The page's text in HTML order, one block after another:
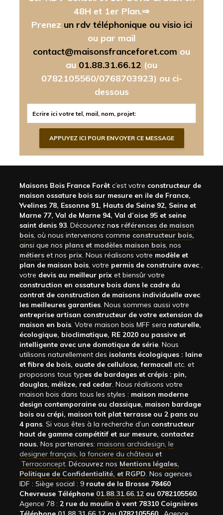
48H et 1er Plan.⇒
Prenez un rdv téléphonique ou visio ici
ou par mail
contact@maisonsfranceforet.com ou
au 01.88.31.66.12 (ou
0782105560/0768703923) ou ci-
dessous
Maisons Bois France Forêt c’est votre constructeur de
maison ossature bois sur mesure en ile de France,
Yvelines 78, Essonne 91, Hauts de Seine 92, Seine et
Marne 77, Val de Marne 94, Val d’oise 95 et seine
saint denis 93. Découvrez nos références de maison
bois, où nous intervenons comme constructeur bois,
ainsi que nos plans et modèles maison bois, nos
métiers et nos prix. Nous réalisons votre modèle et
plan de maison bois, votre permis de construire avec ,
votre devis au meilleur prix et biensûr votre
construction en ossature bois dans le cadre du
contrat de construction de maisons individuelle avec
les meilleures garanties. Nous sommes aussi votre
entreprise artisan constructeur de votre extension de
maison en bois. Votre maison bois MFF sera naturelle,
écologique, bioclimatique, RE 2020 ou passive et
intelligente avec une domotique de série. Nous
utilisons naturellement des isolants écologiques : laine
et fibre de bois, ouate de cellulose, fermacell etc. et
proposons tous types de bardages et crépis : pin,
douglas, mélèze, red cedar. Nous réalisons votre
maison bois dans tous les styles : maison moderne
design contemporaine ou classique, maison bardage
bois ou crépi, maison toit plat terrasse ou 2 pans ou
4 pans. Si vous êtes à la recherche d’un constructeur
haut de gamme compétitif et sur mesure, contactez
nous. Nos partenaires: maisons archidesign, le
designer français, la fonciere du château et
Terraconcept. Découvrez nos Mentions légales,
Politique de Confidentialité, et RGPD. Nos agences
IDF : Siège social : 9 route de la Brosse 78460
Chevreuse Téléphone 01.88.31.66.12 ou 0782105560.
Agence 78 : 2 rue du moulin à vent 78310 Coignières